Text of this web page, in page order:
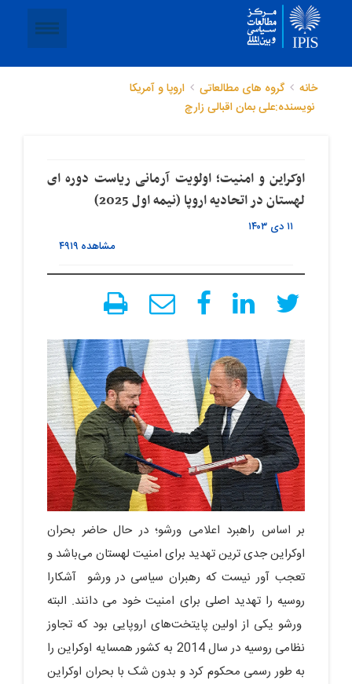
خانه گروه های مطالعاتی
اروپا و آمریکا
نویسنده:علی بمان اقبالی زارچ
اوکراین و امنیت؛ اولویت آرمانی ریاست دوره ای
لهستان در اتحادیه اروپا (نیمه اول 2025)
۱۱ دی ۱۴۰۳
مشاهده ۴۹۱۹
بر اساس راهبرد اعلامی ورشو؛ در حال حاضر بحران
اوکراین جدی ترین تهدید برای امنیت لهستان می‌باشد و
تعجب آور نیست که رهبران سیاسی در ورشو آشکارا
روسیه را تهدید اصلی برای امنیت خود می دانند. البته
ورشو یکی از اولین پایتخت‌های اروپایی بود که تجاوز
نظامی روسیه در سال 2014 به کشور همسایه اوکراین را
به ‌طور رسمی محکوم کرد و بدون شک با بحران اوکراین